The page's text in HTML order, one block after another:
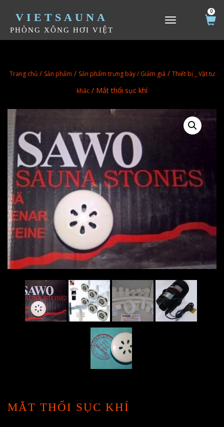
VIETSAUNA
PHÒNG XÔNG HƠI VIỆT
TOGGLE NAVIGATION
0
Trang chủ/ Sản phẩm / Sản phẩm trưng bày / Giảm giá / Thiết bị _ Vật tư
khác / Mắt thổi sục khí
MẮT THỔI SỤC KHÍ